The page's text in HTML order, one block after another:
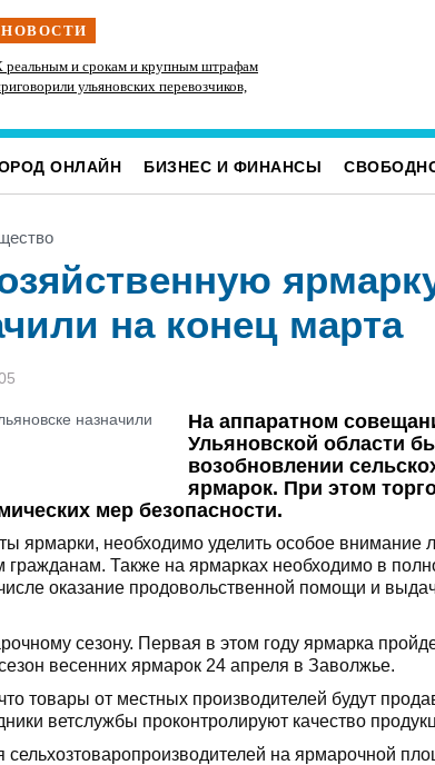
НОВОСТИ
реальным и срокам и крупным штрафам
ульяновских перевозчиков,
ОНЛАЙН БИЗНЕС И ФИНАНСЫ
на конец марта
На аппаратном
Ульяновской области
возобновлении
ярмарок. При этом
мер безопасности.
ярмарки, необходимо уделить особое внимание
Также на ярмарках необходимо в
оказание продовольственной помощи и
сезону. Первая в этом году ярмарка
весенних ярмарок 24 апреля в Заволжье.
товары от местных производителей будут
ветслужбы проконтролируют качество
на ярмарочной